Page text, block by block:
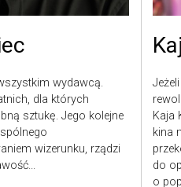
wydawcą.
dla których
sztukę. Jego kolejne
wizerunku, rządzi
Kaja
kina
do
o